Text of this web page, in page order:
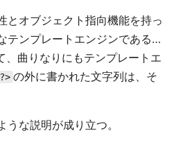
とオブジェクト指向機能を持っ
テンプレートエンジンである…
、曲りなりにもテンプレートエ
の外に書かれた文字列は、そ
な説明が成り立つ。